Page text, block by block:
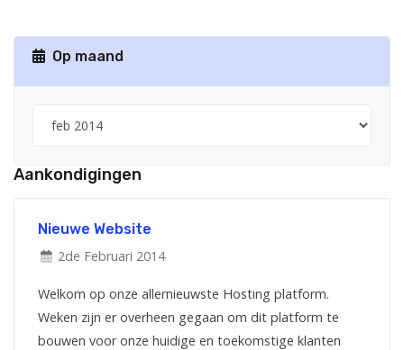
Op maand
Aankondigingen
Nieuwe Website
2de Februari 2014
Welkom op onze allernieuwste Hosting platform.
Weken zijn er overheen gegaan om dit platform te
bouwen voor onze huidige en toekomstige klanten